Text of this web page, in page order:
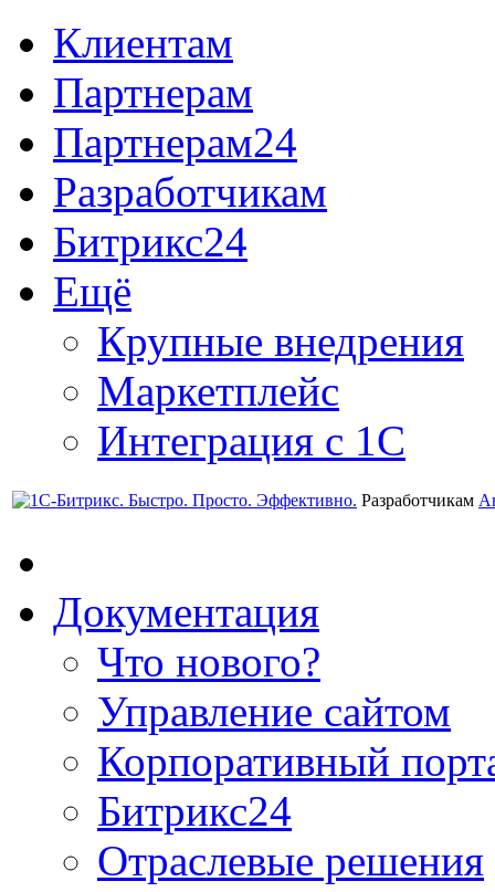
Клиентам
Партнерам
Партнерам24
Разработчикам
Битрикс24
Ещё
Крупные внедрения
Маркетплейс
Интеграция с 1С
Разработчикам
Документация
Что нового?
Управление сайтом
Корпоративный
Битрикс24
Отраслевые решения